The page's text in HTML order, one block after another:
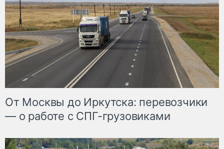
От Москвы до Иркутска: перевозчики
— о работе с СПГ-грузовиками